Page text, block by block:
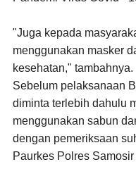
"Juga kepada
menggunakan masker
kesehatan," tambahnya.
Sebelum pelaksanaan
diminta terlebih dahulu
menggunakan sabun
dengan pemeriksaan
Paurkes Polres